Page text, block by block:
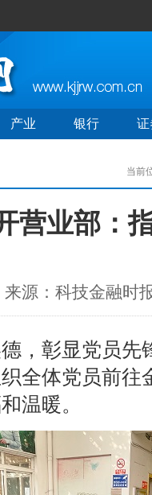
产业 银行 证
当前
营业部：
来源：科技金融时
彰显党员先
全体党员前往
温暖。